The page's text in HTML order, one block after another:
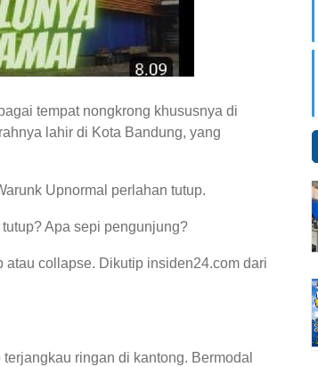
tempat nongkrong khususnya di
lahir di Kota Bandung, yang
Upnormal perlahan tutup.
Apa sepi pengunjung?
collapse. Dikutip insiden24.com dari
ringan di kantong. Bermodal